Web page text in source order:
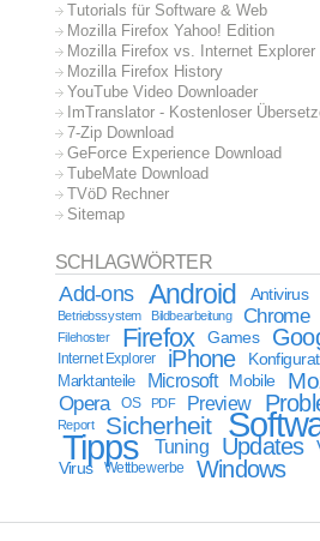
Tutorials für Software & Web
Mozilla Firefox Yahoo! Edition
Mozilla Firefox vs. Internet Explorer
Mozilla Firefox History
YouTube Video Downloader
ImTranslator - Kostenloser
7-Zip Download
GeForce Experience Download
TubeMate Download
TVöD Rechner
Sitemap
SCHLAGWÖRTER
Add-ons Android Antivirus
Betriebssystem
Bildbearbeitung Chrome
Filehoster Firefox Games
Internet Explorer iPhone
Marktanteile Microsoft Mobile
Opera OS PDF Preview
Report Sicherheit
Tipps Tuning Updates
Virus Wettbewerbe Windows